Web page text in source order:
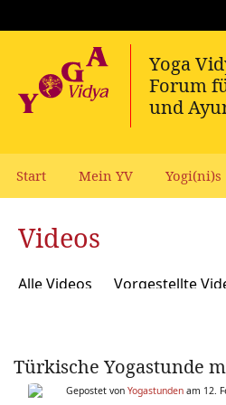
Start Mein YV Yogi(ni)s
Videos
Alle Videos Vorgestellte
Türkische Yogastunde
Gepostet von Yogastunden am 12.